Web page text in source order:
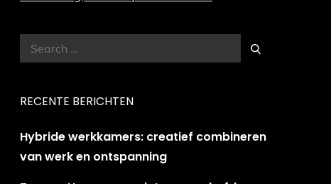
Search
for:
Search
RECENTE BERICHTEN
Hybride werkkamers: creatief combineren
van werk en ontspanning